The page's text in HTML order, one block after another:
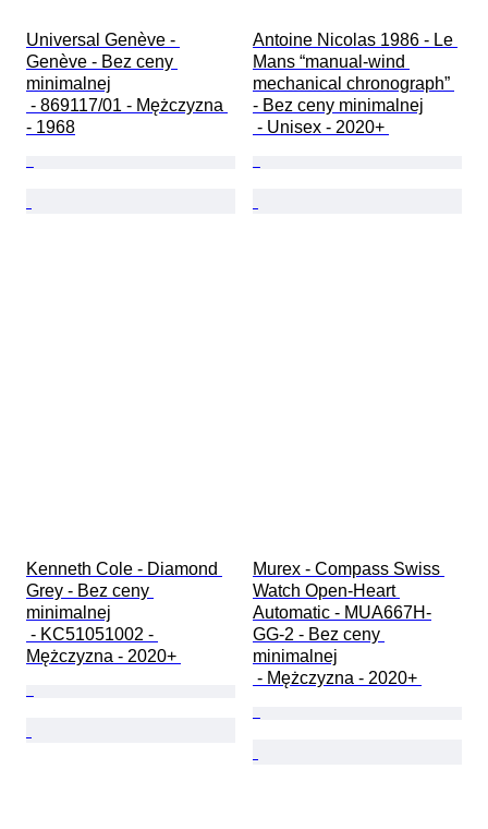
Universal Genève -
Genève - Bez ceny
minimalnej
- 1968
Antoine Nicolas 1986 - Le
Mans “manual-wind
mechanical chronograph”
- Bez ceny minimalnej
- Unisex - 2020+
Kenneth Cole - Diamond
Grey - Bez ceny
minimalnej
Mężczyzna - 2020+
Murex - Compass Swiss
Watch Open-Heart
Automatic - MUA667H-
GG-2 - Bez ceny
minimalnej
- Mężczyzna - 2020+